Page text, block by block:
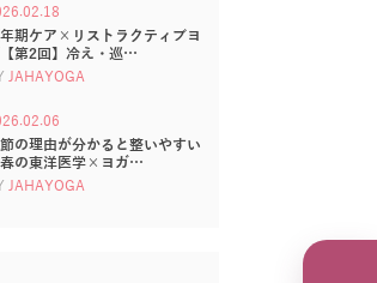
期ケア×リストラクティブヨ
第2回】冷え・巡…
JAHAYOGA
の理由が分かると整いやすい
春の東洋医学×ヨガ…
JAHAYOGA